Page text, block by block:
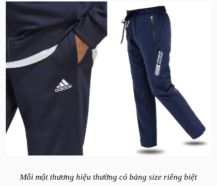
Mỗi một thương hiệu thường có bảng size riêng biệt